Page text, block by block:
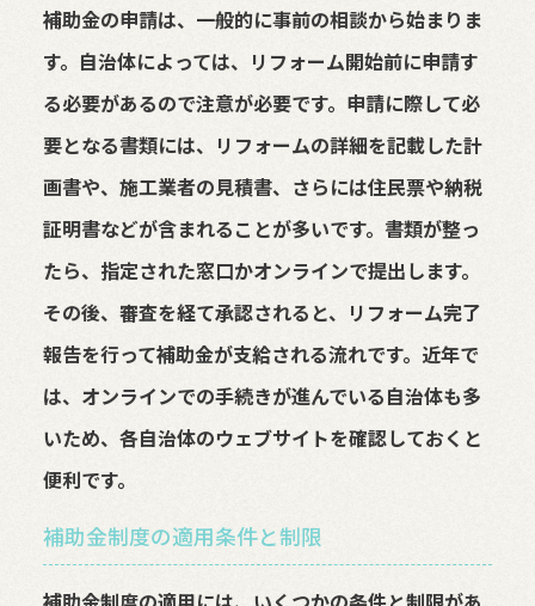
補助金の申請は、一般的に事前の相談から始まりま
す。自治体によっては、リフォーム開始前に申請す
る必要があるので注意が必要です。申請に際して必
要となる書類には、リフォームの詳細を記載した計
画書や、施工業者の見積書、さらには住民票や納税
証明書などが含まれることが多いです。書類が整っ
たら、指定された窓口かオンラインで提出します。
その後、審査を経て承認されると、リフォーム完了
報告を行って補助金が支給される流れです。近年で
は、オンラインでの手続きが進んでいる自治体も多
いため、各自治体のウェブサイトを確認しておくと
便利です。
補助金制度の適用条件と制限